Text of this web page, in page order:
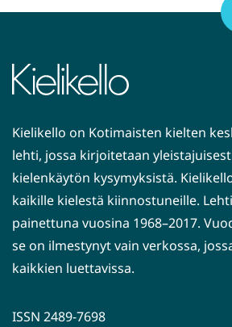
Kielikello on Kotimaisten kielten
lehti, jossa kirjoitetaan
kielenkäytön kysymyksistä.
kaikille kielestä kiinnostuneille.
painettuna vuosina 1968–2017.
se on ilmestynyt vain verkossa,
kaikkien luettavissa.
ISSN 2489-7698